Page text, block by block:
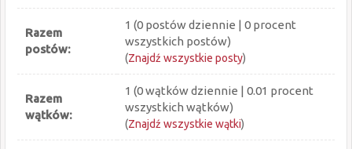
Razem
postów:
1 (0 postów dziennie | 0 procent
wszystkich postów)
(Znajdź wszystkie posty)
Razem
wątków:
1 (0 wątków dziennie | 0.01 procent
wszystkich wątków)
(Znajdź wszystkie wątki)